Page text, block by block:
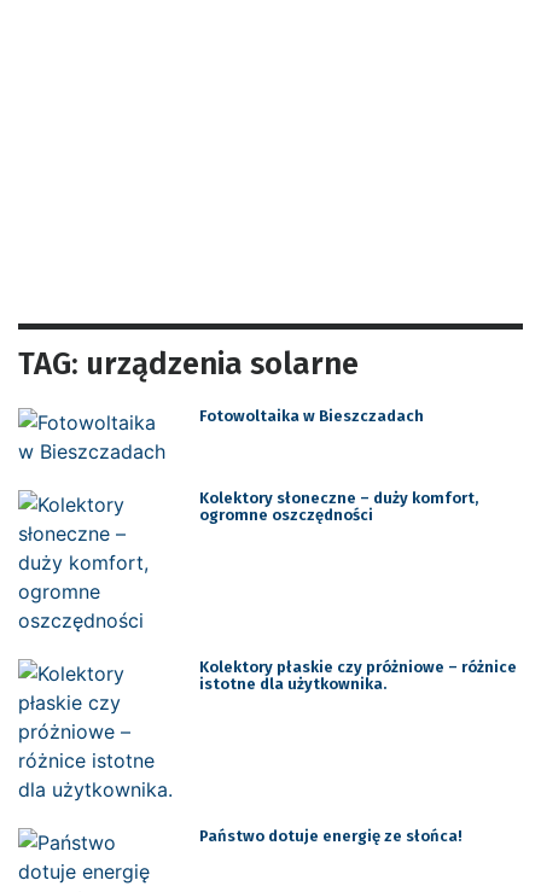
TAG: urządzenia solarne
Fotowoltaika w Bieszczadach
Kolektory słoneczne – duży komfort,
ogromne oszczędności
Kolektory płaskie czy próżniowe – różnice
istotne dla użytkownika.
Państwo dotuje energię ze słońca!